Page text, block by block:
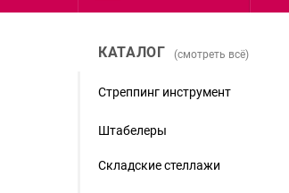
КАТАЛОГ (смотреть всё)
Стреппинг инструмент
Штабелеры
Складские стеллажи